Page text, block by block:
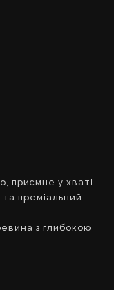
приємне у хваті
преміальний
з глибокою